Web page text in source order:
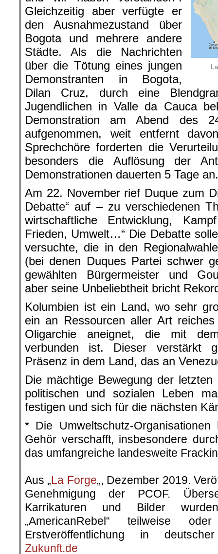
Gleichzeitig aber verfügte er
den Ausnahmezustand über
Bogota und mehrere andere
Städte. Als die Nachrichten
über die Tötung eines jungen
Demonstranten in Bogota,
Dilan Cruz, durch eine
Jugendlichen in Valle da Cauca
Demonstration am Abend des
aufgenommen, weit entfernt
Sprechchöre forderten die
besonders die Auflösung der
Demonstrationen dauerten 5 Tage an.
Am 22. November rief Duque zum
Debatte“ auf – zu verschiedenen
wirtschaftliche Entwicklung,
Frieden, Umwelt…“ Die Debatte
versuchte, die in den
(bei denen Duques Partei schwer
gewählten Bürgermeister und
aber seine Unbeliebtheit bricht
Kolumbien ist ein Land, wo sehr
ein an Ressourcen aller Art
Oligarchie aneignet, die mit
verbunden ist. Dieser verstärkt
Präsenz in dem Land, das an
Die mächtige Bewegung der
politischen und sozialen Leben
festigen und sich für die nächsten
* Die Umweltschutz-
Gehör verschafft, insbesondere
das umfangreiche landesweite
Aus „La Forge„, Dezember 2019.
Genehmigung der PCOF.
Karrikaturen und Bilder
„AmericanRebel“ teilweise
Erstveröffentlichung in
Zukunft.de